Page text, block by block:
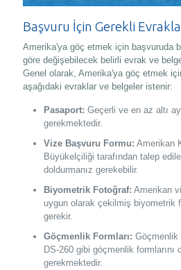
Başvuru İçin Gerekli
Amerika'ya göç etmek için başvuruda
göre değişebilecek belirli evrak ve
Genel olarak, Amerika'ya göç etmek
aşağıdaki evraklar ve belgeler istenir:
Pasaport: Geçerli ve en az altı
gerekmektedir.
Vize Başvuru Formu: Amerikan
Büyükelçiliği tarafından talep
doldurmanız gerekebilir.
Biyometrik Fotoğraf: Amerikan
uygun olarak çekilmiş biyometrik
gerekir.
Göçmenlik Formları: Göçmenlik
DS-260 gibi göçmenlik formlarını
gerekmektedir.